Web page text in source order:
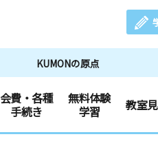
KUMONの原点
会費・各種
手続き
無料体験
学習
教室